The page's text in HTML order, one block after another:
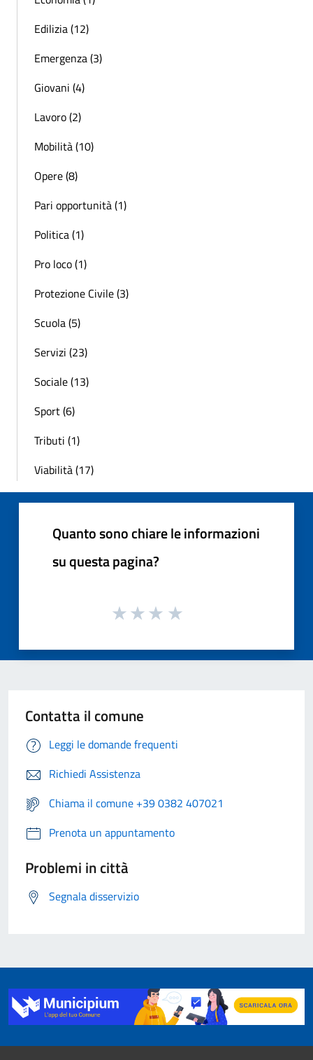
Edilizia (12)
Emergenza (3)
Giovani (4)
Lavoro (2)
Mobilità (10)
Opere (8)
Pari opportunità (1)
Politica (1)
Pro loco (1)
Protezione Civile (3)
Scuola (5)
Servizi (23)
Sociale (13)
Sport (6)
Tributi (1)
Viabilità (17)
Quanto sono chiare le informazioni
su questa pagina?
Contatta il comune
Leggi le domande frequenti
Richiedi Assistenza
Chiama il comune +39 0382 407021
Prenota un appuntamento
Problemi in città
Segnala disservizio